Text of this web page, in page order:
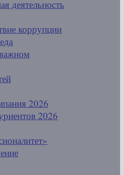
деятельность
коррупции
2026
2026